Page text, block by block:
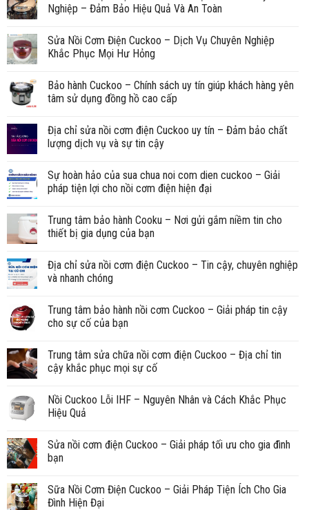
Nghiệp – Đảm Bảo Hiệu Quả Và An Toàn
Sửa Nồi Cơm Điện Cuckoo – Dịch Vụ Chuyên Nghiệp
Khắc Phục Mọi Hư Hỏng
Bảo hành Cuckoo – Chính sách uy tín giúp khách hàng yên
tâm sử dụng đồng hồ cao cấp
Địa chỉ sửa nồi cơm điện Cuckoo uy tín – Đảm bảo chất
lượng dịch vụ và sự tin cậy
Sự hoàn hảo của sua chua noi com dien cuckoo – Giải
pháp tiện lợi cho nồi cơm điện hiện đại
Trung tâm bảo hành Cooku – Nơi gửi gắm niềm tin cho
thiết bị gia dụng của bạn
Địa chỉ sửa nồi cơm điện Cuckoo – Tin cậy, chuyên nghiệp
và nhanh chóng
Trung tâm bảo hành nồi cơm Cuckoo – Giải pháp tin cậy
cho sự cố của bạn
Trung tâm sửa chữa nồi cơm điện Cuckoo – Địa chỉ tin
cậy khắc phục mọi sự cố
Nồi Cuckoo Lỗi IHF – Nguyên Nhân và Cách Khắc Phục
Hiệu Quả
Sửa nồi cơm điện Cuckoo – Giải pháp tối ưu cho gia đình
bạn
Sữa Nồi Cơm Điện Cuckoo – Giải Pháp Tiện Ích Cho Gia
Đình Hiện Đại